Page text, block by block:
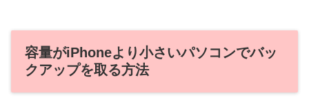
容量がiPhoneより小さいパソコンでバッ
クアップを取る方法